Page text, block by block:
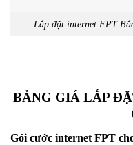
Lắp đặt internet FPT
BẢNG GIÁ LẮP
Gói cước internet FPT